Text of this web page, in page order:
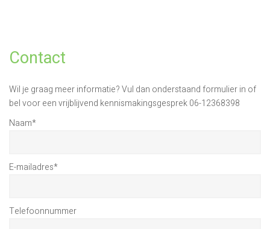
Contact
Wil je graag meer informatie? Vul dan onderstaand formulier in of
bel voor een vrijblijvend kennismakingsgesprek 06-12368398
Naam*
E-mailadres*
Telefoonnummer